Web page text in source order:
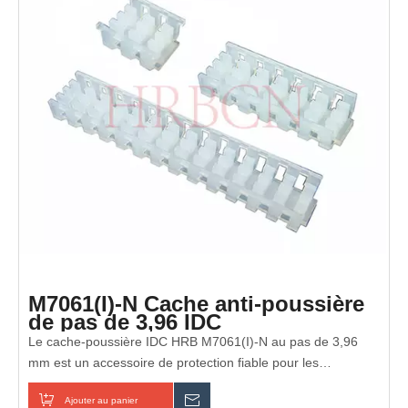
M7061(I)-N Cache anti-poussière
de pas de 3,96 IDC
Le cache-poussière IDC HRB M7061(I)-N au pas de 3,96
mm est un accessoire de protection fiable pour les
connecteurs IDC. Il est livré avec des options de 2 à 20
broches et présente une conception à encliquetage pratique
Ajouter au panier